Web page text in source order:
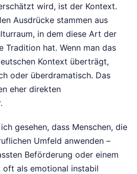
wird, ist der Kontext.
Ausdrücke stammen aus
in dem diese Art der
Tradition hat. Wenn man das
Kontext überträgt,
oder überdramatisch. Das
eher direkten
gesehen, dass Menschen, die
Umfeld anwenden –
Beförderung oder einem
oft als emotional instabil